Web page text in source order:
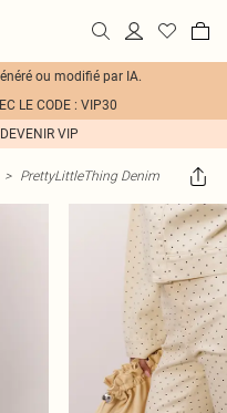
ou modifié par IA.
LE CODE : VIP30
VIP
> PrettyLittleThing Denim